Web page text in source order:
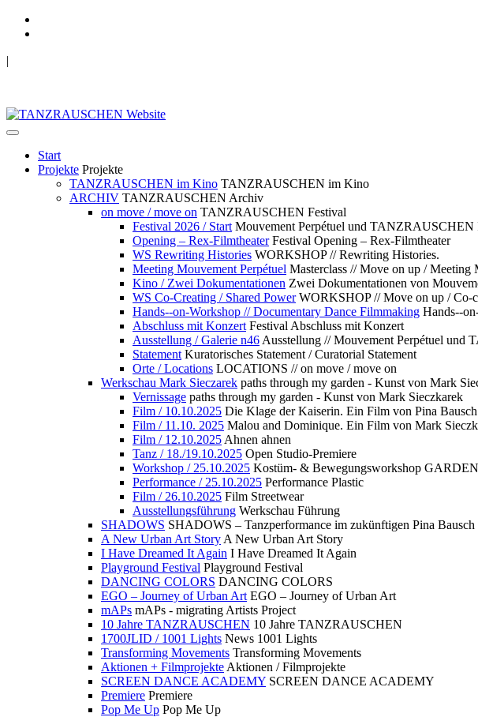
|
Start
Projekte Projekte
TANZRAUSCHEN im Kino TANZRAUSCHEN im Kino
ARCHIV TANZRAUSCHEN Archiv
on move / move on TANZRAUSCHEN Festival
Festival 2026 / Start Mouvement Perpétuel und TANZRAUSCHEN
Opening – Rex-Filmtheater Festival Opening – Rex-Filmtheater
WS Rewriting Histories WORKSHOP // Rewriting Histories.
Meeting Mouvement Perpétuel Masterclass // Move on up / Meeting
Kino / Zwei Dokumentationen Zwei Dokumentationen von
WS Co-Creating / Shared Power WORKSHOP // Move on up / Co-
Hands--on-Workshop // Documentary Dance Filmmaking Hands--
Abschluss mit Konzert Festival Abschluss mit Konzert
Ausstellung / Galerie n46 Ausstellung // Mouvement Perpétuel und
Statement Kuratorisches Statement / Curatorial Statement
Orte / Locations LOCATIONS // on move / move on
Werkschau Mark Sieczarek paths through my garden - Kunst von Mark
Vernissage paths through my garden - Kunst von Mark Sieczkarek
Film / 10.10.2025 Die Klage der Kaiserin. Ein Film von Pina Bausch
Film / 11.10. 2025 Malou and Dominique. Ein Film von Mark
Film / 12.10.2025 Ahnen ahnen
Tanz / 18./19.10.2025 Open Studio-Premiere
Workshop / 25.10.2025 Kostüm- & Bewegungsworkshop
Performance / 25.10.2025 Performance Plastic
Film / 26.10.2025 Film Streetwear
Ausstellungsführung Werkschau Führung
SHADOWS SHADOWS – Tanzperformance im zukünftigen Pina Bausch
A New Urban Art Story A New Urban Art Story
I Have Dreamed It Again I Have Dreamed It Again
Playground Festival Playground Festival
DANCING COLORS DANCING COLORS
EGO – Journey of Urban Art EGO – Journey of Urban Art
mAPs mAPs - migrating Artists Project
10 Jahre TANZRAUSCHEN 10 Jahre TANZRAUSCHEN
1700JLID / 1001 Lights News 1001 Lights
Transforming Movements Transforming Movements
Aktionen + Filmprojekte Aktionen / Filmprojekte
SCREEN DANCE ACADEMY SCREEN DANCE ACADEMY
Premiere Premiere
Pop Me Up Pop Me Up